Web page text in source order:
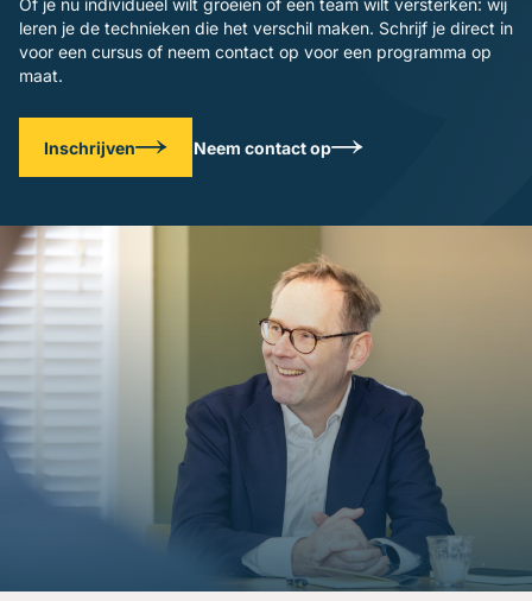
Of je nu individueel wilt groeien of een team wilt versterken: wij
leren je de technieken die het verschil maken. Schrijf je direct in
voor een cursus of neem contact op voor een programma op
maat.
Inschrijven Neem contact op